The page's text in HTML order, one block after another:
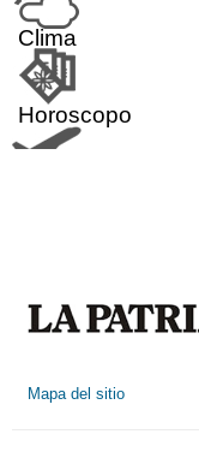
Clima
Horoscopo
Mapa del sitio